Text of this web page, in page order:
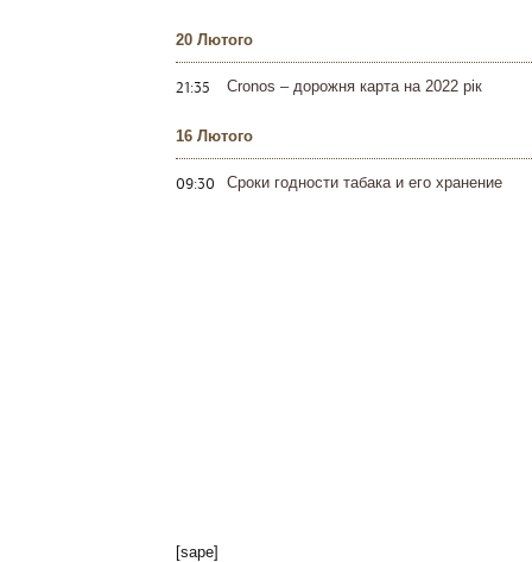
20 Лютого
21:35 Cronos – дорожня карта на 2022 рік
16 Лютого
09:30 Сроки годности табака и его хранение
[sape]